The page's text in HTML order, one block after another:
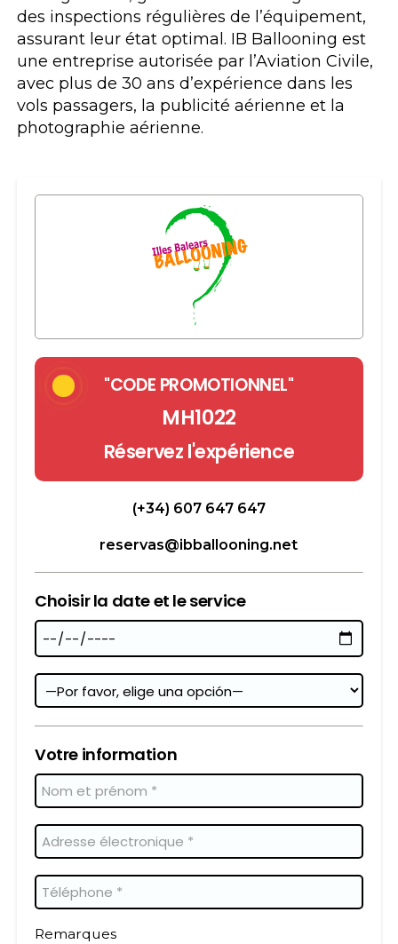
des inspections régulières de l’équipement,
assurant leur état optimal. IB Ballooning est
une entreprise autorisée par l’Aviation Civile,
avec plus de 30 ans d’expérience dans les
vols passagers, la publicité aérienne et la
photographie aérienne.
"CODE PROMOTIONNEL"
MH1022
Réservez l'expérience
(+34) 607 647 647
reservas@ibballooning.net
Choisir la date et le service
Votre information
Remarques